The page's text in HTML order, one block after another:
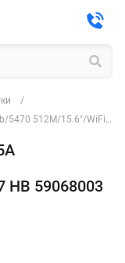
Ноутбук Lenovo IdeaPad G565A N870/3Gb/320Gb/5470 512M/15.6"/WiFi/bt/Cam/Win7 HB 59068003
HB 59068003